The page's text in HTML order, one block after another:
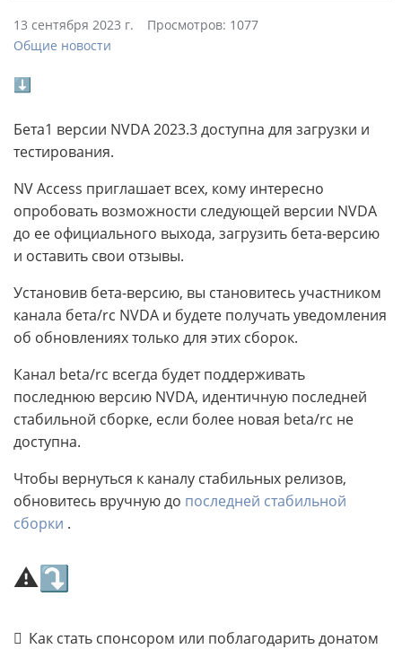
13 сентября 2023 г.
Просмотров: 1077
Общие новости
⬇
Бета1 версии NVDA 2023.3 доступна для загрузки и
тестирования.
NV Access приглашает всех, кому интересно
опробовать возможности следующей версии NVDA
до ее официального выхода, загрузить бета-версию
и оставить свои отзывы.
Установив бета-версию, вы становитесь участником
канала бета/rc NVDA и будете получать уведомления
об обновлениях только для этих сборок.
Канал beta/rc всегда будет поддерживать
последнюю версию NVDA, идентичную последней
стабильной сборке, если более новая beta/rc не
доступна.
Чтобы вернуться к каналу стабильных релизов,
обновитесь вручную до последней стабильной
сборки .
⚠⤵
Как стать спонсором или поблагодарить донатом